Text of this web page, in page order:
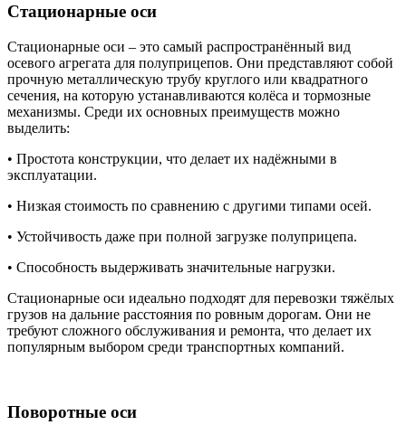
Стационарные оси
Стационарные оси – это самый распространённый вид
осевого агрегата для полуприцепов. Они представляют собой
прочную металлическую трубу круглого или квадратного
сечения, на которую устанавливаются колёса и тормозные
механизмы. Среди их основных преимуществ можно
выделить:
• Простота конструкции, что делает их надёжными в
эксплуатации.
• Низкая стоимость по сравнению с другими типами осей.
• Устойчивость даже при полной загрузке полуприцепа.
• Способность выдерживать значительные нагрузки.
Стационарные оси идеально подходят для перевозки тяжёлых
грузов на дальние расстояния по ровным дорогам. Они не
требуют сложного обслуживания и ремонта, что делает их
популярным выбором среди транспортных компаний.
Поворотные оси